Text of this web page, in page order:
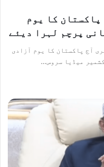
کا یوم
پرچم لہرا دیئے
آج پاکستان کا یوم آزادی
میڈیا سروس…